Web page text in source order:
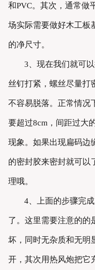
和PVC。其次，通常做
场实际需要做好木工板
的净尺寸。
3、现在我们就可
丝钉打紧，螺丝尽量打
不容易脱落。正常情况
要超过8cm，间距过大
现象。如果出现扁码边
的密封胶来密封就可以
理哦。
4、上面的步骤完
了。这里需要注意的的
坏，同时无杂质和无明
开，其次用热风炮把它